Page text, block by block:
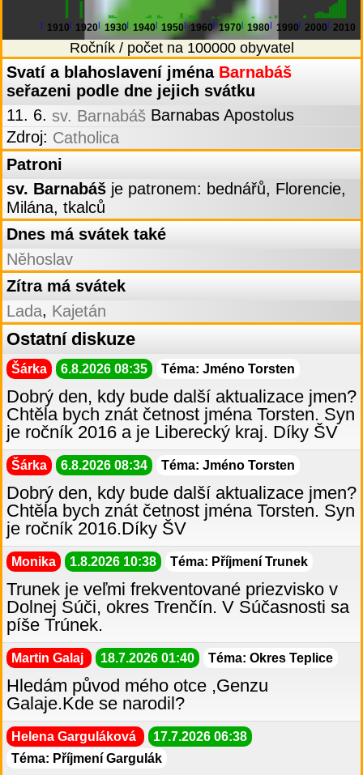
1910 1920 1930 1940 1950 1960 1970 1980 1990 2000 2010
Ročník / počet na 100000 obyvatel
Svatí a blahoslavení jména Barnabáš
seřazeni podle dne jejich svátku
11. 6. sv. Barnabáš Barnabas Apostolus
Zdroj: Catholica
Patroni
sv. Barnabáš je patronem: bednářů, Florencie,
Milána, tkalců
Dnes má svátek také
Něhoslav
Zítra má svátek
Lada, Kajetán
Ostatní diskuze
Šárka 6.8.2026 08:35 Téma: Jméno Torsten
Dobrý den, kdy bude další aktualizace jmen?
Chtěla bych znát četnost jména Torsten. Syn
je ročník 2016 a je Liberecký kraj. Díky ŠV
Šárka 6.8.2026 08:34 Téma: Jméno Torsten
Dobrý den, kdy bude další aktualizace jmen?
Chtěla bych znát četnost jména Torsten. Syn
je ročník 2016.Díky ŠV
Monika 1.8.2026 10:38 Téma: Příjmení Trunek
Trunek je veľmi frekventované priezvisko v
Dolnej Súči, okres Trenčín. V Súčasnosti sa
píše Trúnek.
Martin Galaj 18.7.2026 01:40 Téma: Okres Teplice
Hledám původ mého otce ,Genzu
Galaje.Kde se narodil?
Helena Garguláková
17.7.2026 06:38
Téma: Příjmení Gargulák